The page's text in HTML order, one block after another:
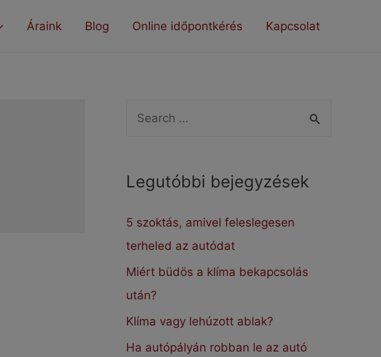
Áraink Blog Online időpontkérés Kapcsolat
h
f
o
r
:
Legutóbbi bejegyzések
5 szoktás, amivel feleslegesen
terheled az autódat
Miért büdös a klíma bekapcsolás
után?
Klíma vagy lehúzott ablak?
Ha autópályán robban le az autó